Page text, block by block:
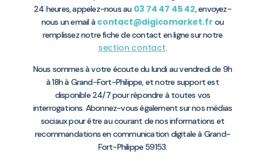
24 heures, appelez-nous au 03 74 47 45 42, envoyez-
nous un email à contact@digicomarket.fr ou
remplissez notre fiche de contact en ligne sur notre
section contact.
Nous sommes à votre écoute du lundi au vendredi de 9h
à 18h à Grand-Fort-Philippe, et notre support est
disponible 24/7 pour répondre à toutes vos
interrogations. Abonnez-vous également sur nos médias
sociaux pour être au courant de nos informations et
recommandations en communication digitale à Grand-
Fort-Philippe 59153.